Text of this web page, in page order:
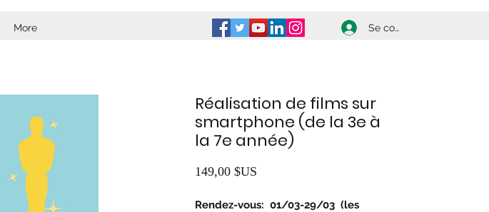
More Se connecter
Réalisation de films sur
smartphone (de la 3e à
la 7e année)
149,00 $US
Rendez-vous: 01/03-29/03 (les